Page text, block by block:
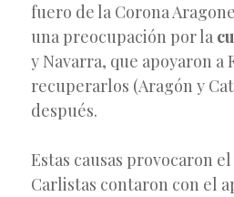
fuero de la Corona
una preocupación por la
y Navarra, que apoyaron
recuperarlos (Aragón y
después.
Estas causas provocaron
Carlistas contaron con el